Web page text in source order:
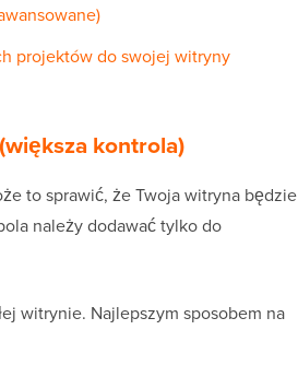
projektów do swojej witryny
kontrola)
to sprawić, że Twoja witryna będzie
należy dodawać tylko do
witrynie. Najlepszym sposobem na